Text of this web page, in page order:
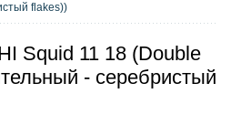
flakes))
Squid 11 18 (Double
- серебристый